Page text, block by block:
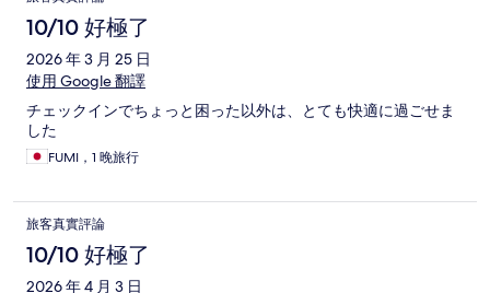
10/10 好極了
2026 年 3 月 25 日
使用 Google 翻譯
チェックインでちょっと困った以外は、とても快適に過ごせま
した
FUMI，1 晚旅行
旅客真實評論
10/10 好極了
2026 年 4 月 3 日